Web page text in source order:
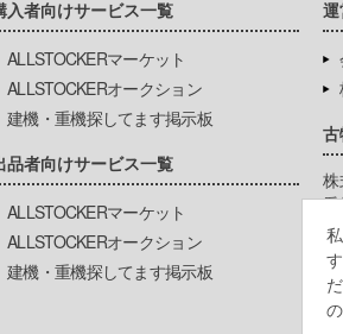
入者向けサービス一覧
ALLSTOCKERマーケット
ALLSTOCKERオークション
建機・重機探してます掲示板
品者向けサービス一覧
ALLSTOCKERマーケット
ALLSTOCKERオークション
建機・重機探してます掲示板